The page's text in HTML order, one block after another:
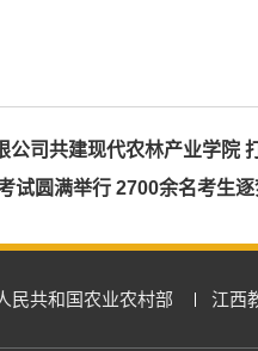
公司共建现代农林产业学院
试圆满举行 2700余名考生
民共和国农业农村部 江西